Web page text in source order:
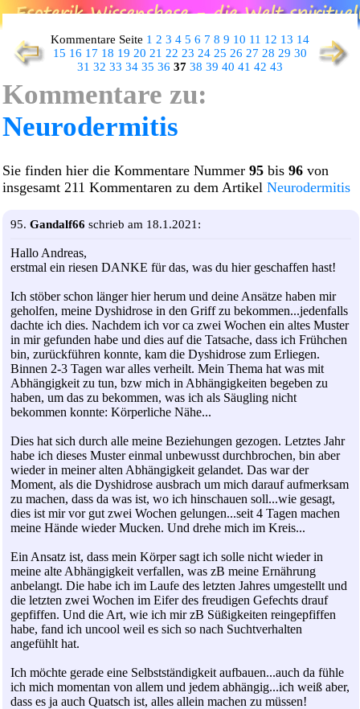
Kommentare Seite 1 2 3 4 5 6 7 8 9 10 11 12 13 14
15 16 17 18 19 20 21 22 23 24 25 26 27 28 29 30
31 32 33 34 35 36 37 38 39 40 41 42 43
Kommentare zu:
Neurodermitis
Sie finden hier die Kommentare Nummer 95 bis 96 von
insgesamt 211 Kommentaren zu dem Artikel Neurodermitis
95. Gandalf66 schrieb am 18.1.2021:
Hallo Andreas,
erstmal ein riesen DANKE für das, was du hier geschaffen hast!
Ich stöber schon länger hier herum und deine Ansätze haben mir
geholfen, meine Dyshidrose in den Griff zu bekommen...jedenfalls
dachte ich dies. Nachdem ich vor ca zwei Wochen ein altes Muster
in mir gefunden habe und dies auf die Tatsache, dass ich Frühchen
bin, zurückführen konnte, kam die Dyshidrose zum Erliegen.
Binnen 2-3 Tagen war alles verheilt. Mein Thema hat was mit
Abhängigkeit zu tun, bzw mich in Abhängigkeiten begeben zu
haben, um das zu bekommen, was ich als Säugling nicht
bekommen konnte: Körperliche Nähe...
Dies hat sich durch alle meine Beziehungen gezogen. Letztes Jahr
habe ich dieses Muster einmal unbewusst durchbrochen, bin aber
wieder in meiner alten Abhängigkeit gelandet. Das war der
Moment, als die Dyshidrose ausbrach um mich darauf aufmerksam
zu machen, dass da was ist, wo ich hinschauen soll...wie gesagt,
dies ist mir vor gut zwei Wochen gelungen...seit 4 Tagen machen
meine Hände wieder Mucken. Und drehe mich im Kreis...
Ein Ansatz ist, dass mein Körper sagt ich solle nicht wieder in
meine alte Abhängigkeit verfallen, was zB meine Ernährung
anbelangt. Die habe ich im Laufe des letzten Jahres umgestellt und
die letzten zwei Wochen im Eifer des freudigen Gefechts drauf
gepfiffen. Und die Art, wie ich mir zB Süßigkeiten reingepfiffen
habe, fand ich uncool weil es sich so nach Suchtverhalten
angefühlt hat.
Ich möchte gerade eine Selbstständigkeit aufbauen...auch da fühle
ich mich momentan von allem und jedem abhängig...ich weiß aber,
dass es ja auch Quatsch ist, alles allein machen zu müssen!